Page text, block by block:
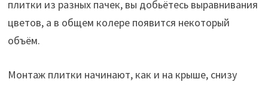
плитки из разных пачек, вы добьётесь выравнивания
цветов, а в общем колере появится некоторый
объём.
Монтаж плитки начинают, как и на крыше, снизу